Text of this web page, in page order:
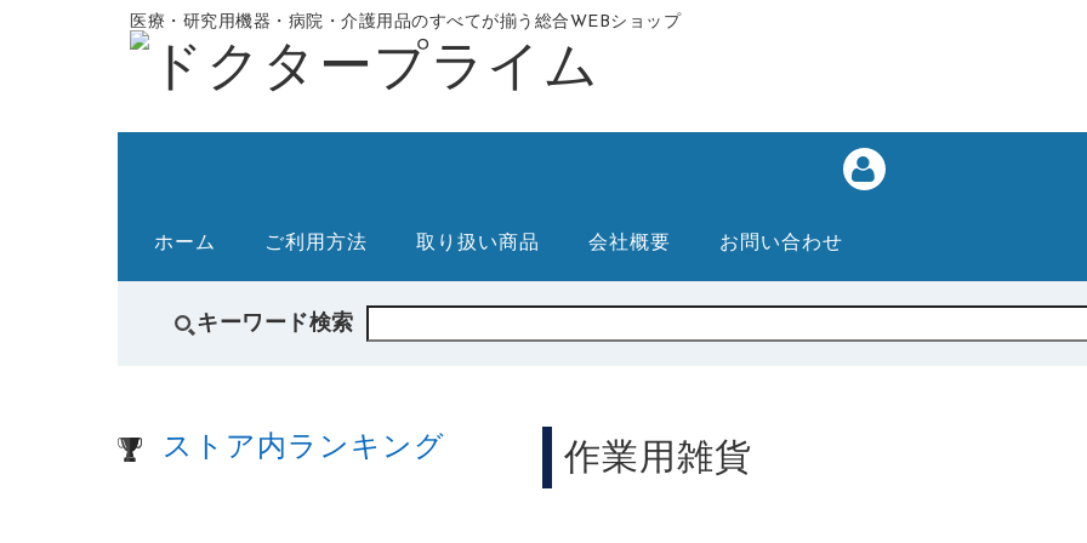
医療・研究用機器・病院・介護用品のすべてが揃う総合WEBショップ
ホーム ご利用方法 取り扱い商品 会社概要 お問い合わせ
キーワード検索
作業用雑貨
ストア内ランキング